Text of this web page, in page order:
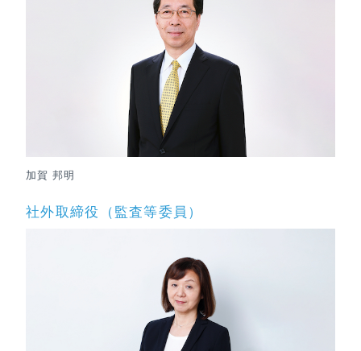
加賀 邦明
社外取締役（監査等委員）